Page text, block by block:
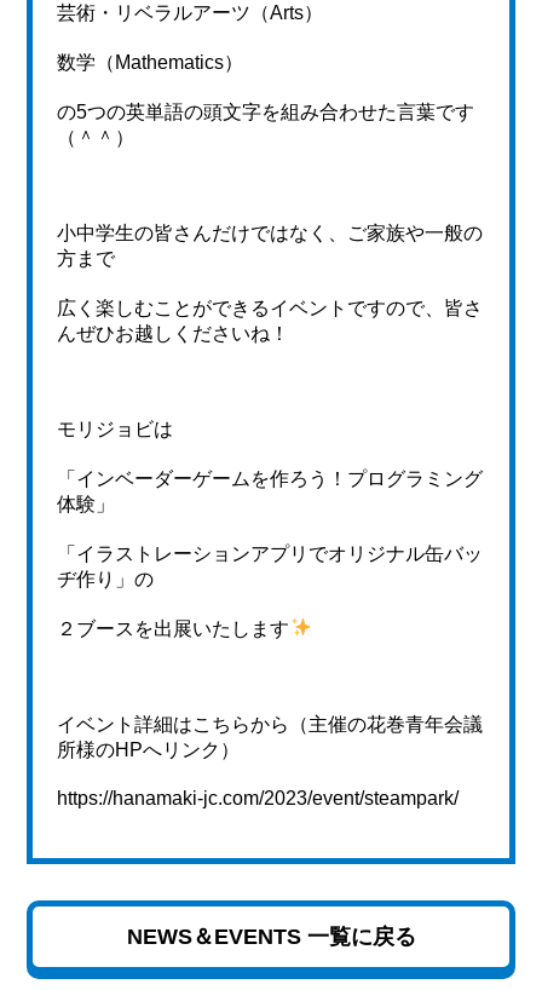
芸術・リベラルアーツ（Arts）
数学（Mathematics）
の5つの英単語の頭文字を組み合わせた言葉です
（＾＾）
小中学生の皆さんだけではなく、ご家族や一般の
方まで
広く楽しむことができるイベントですので、皆さ
んぜひお越しくださいね！
モリジョビは
「インベーダーゲームを作ろう！プログラミング
体験」
「イラストレーションアプリでオリジナル缶バッ
ヂ作り」の
２ブースを出展いたします
イベント詳細はこちらから（主催の花巻青年会議
所様のHPへリンク）
https://hanamaki-jc.com/2023/event/steampark/
NEWS＆EVENTS 一覧に戻る